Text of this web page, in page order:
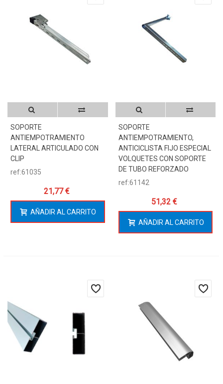
SOPORTE
ANTIEMPOTRAMIENTO
LATERAL ARTICULADO CON
CLIP
ref:61035
21,77 €
AÑADIR AL CARRITO
SOPORTE
ANTIEMPOTRAMIENTO,
ANTICICLISTA FIJO ESPECIAL
VOLQUETES CON SOPORTE
DE TUBO REFORZADO
ref:61142
51,32 €
AÑADIR AL CARRITO